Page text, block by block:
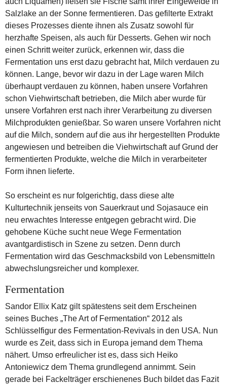
Salzlake an der Sonne fermentieren. Das gefilterte Extrakt
dieses Prozesses diente ihnen als Zusatz sowohl für
herzhafte Speisen, als auch für Desserts. Gehen wir noch
einen Schritt weiter zurück, erkennen wir, dass die
Fermentation uns erst dazu gebracht hat, Milch verdauen zu
können. Lange, bevor wir dazu in der Lage waren Milch
überhaupt verdauen zu können, haben unsere Vorfahren
schon Viehwirtschaft betrieben, die Milch aber wurde für
unsere Vorfahren erst nach ihrer Verarbeitung zu diversen
Milchprodukten genießbar. So waren unsere Vorfahren nicht
auf die Milch, sondern auf die aus ihr hergestellten Produkte
angewiesen und betreiben die Viehwirtschaft auf Grund der
fermentierten Produkte, welche die Milch in verarbeiteter
Form ihnen lieferte.
So erscheint es nur folgerichtig, dass diese alte
Kulturtechnik jenseits von Sauerkraut und Sojasauce ein
neu erwachtes Interesse entgegen gebracht wird. Die
gehobene Küche sucht neue Wege Fermentation
avantgardistisch in Szene zu setzen. Denn durch
Fermentation wird das Geschmacksbild von Lebensmitteln
abwechslungsreicher und komplexer.
Fermentation
Sandor Ellix Katz gilt spätestens seit dem Erscheinen
seines Buches „The Art of Fermentation“ 2012 als
Schlüsselfigur des Fermentation-Revivals in den USA. Nun
wurde es Zeit, dass sich in Europa jemand dem Thema
nähert. Umso erfreulicher ist es, dass sich Heiko
Antoniewicz dem Thema grundlegend annimmt. Sein
gerade bei Fackelträger erschienenes Buch bildet das Fazit